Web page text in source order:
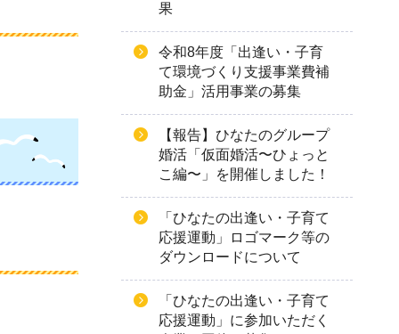
果
令和8年度「出逢い・子育
て環境づくり支援事業費補
助金」活用事業の募集
【報告】ひなたのグループ
婚活「仮面婚活〜ひょっと
こ編〜」を開催しました！
「ひなたの出逢い・子育て
応援運動」ロゴマーク等の
ダウンロードについて
「ひなたの出逢い・子育て
応援運動」に参加いただく